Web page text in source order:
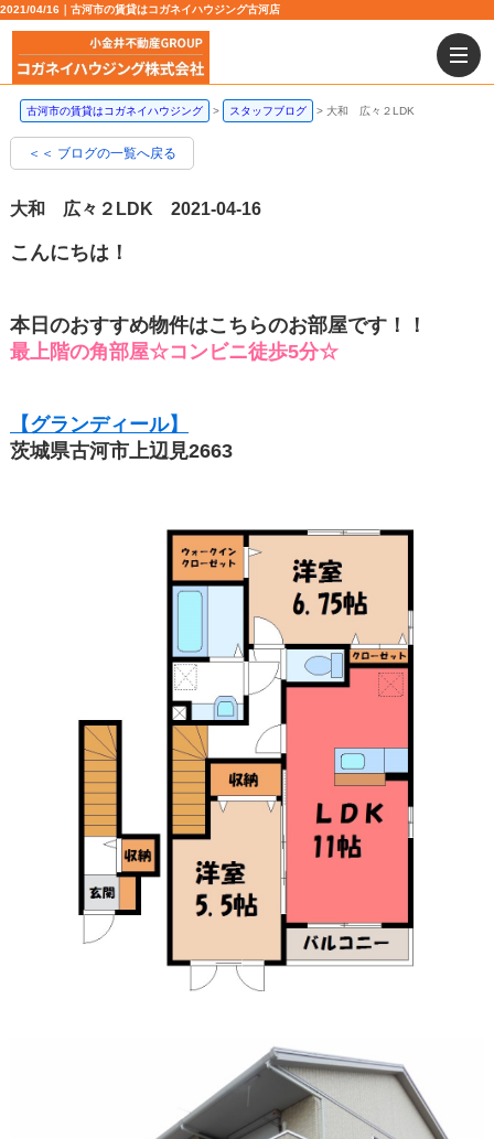
2021/04/16｜古河市の賃貸はコガネイハウジング古河店
古河市の賃貸はコガネイハウジング スタッフブログ 大和 広々２LDK
＜＜ ブログの一覧へ戻る
大和 広々２LDK 2021-04-16
こんにちは！
本日のおすすめ物件はこちらのお部屋です！！
最上階の角部屋☆コンビニ徒歩5分☆
【グランディール】
茨城県古河市上辺見2663